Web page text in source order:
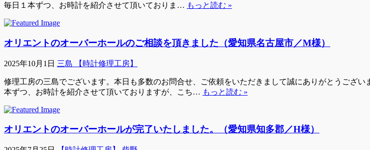
毎日１本ずつ、お時計を紹介させて頂いておりま… もっと読む »
オリエントのオーバーホールのご相談を頂きました（愛知県名古屋市／M様）
2025年10月1日 三島 【時計修理工房】
修理工房の三島でございます。本日も多数のお問合せ、ご依頼をいただきまして誠にありがとうござ
本ずつ、お時計を紹介させて頂いておりますが、こち… もっと読む »
オリエントのオーバーホールが完了いたしました。（愛知県知多郡／H様）